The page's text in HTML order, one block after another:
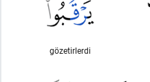
gözetirlerdi